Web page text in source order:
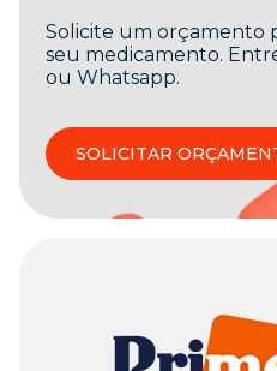
Solicite um orçamento
seu medicamento.
ou Whatsapp.
SOLICITAR